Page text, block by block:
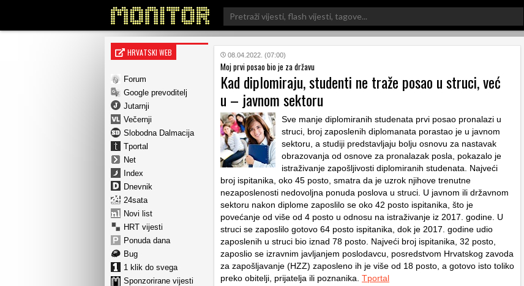
Search
for:
HRVATSKI WEB
Forum
Google prevoditelj
Jutarnji
Večernji
Slobodna Dalmacija
Tportal
Net
Index
Dnevnik
24sata
Novi list
HRT vijesti
Ponuda dana
Bug
1 klik do svega
Sponzorirane vijesti
08.04.2022. (07:00)
Moj prvi posao bio je za državu
Kad diplomiraju, studenti ne traže posao u struci, već
u – javnom sektoru
Sve manje diplomiranih studenata prvi posao pronalazi u
struci, broj zaposlenih diplomanata porastao je u javnom
sektoru, a studiji predstavljaju bolju osnovu za nastavak
obrazovanja od osnove za pronalazak posla, pokazalo je
istraživanje zapošljivosti diplomiranih studenata. Najveći
broj ispitanika, oko 45 posto, smatra da je uzrok njihove trenutne
nezaposlenosti nedovoljna ponuda poslova u struci. U javnom ili državnom
sektoru nakon diplome zaposlilo se oko 42 posto ispitanika, što je
povećanje od više od 4 posto u odnosu na istraživanje iz 2017. godine. U
struci se zaposlilo gotovo 64 posto ispitanika, dok je 2017. godine udio
zaposlenih u struci bio iznad 78 posto. Najveći broj ispitanika, 32 posto,
zaposlio se izravnim javljanjem poslodavcu, posredstvom Hrvatskog zavoda
za zapošljavanje (HZZ) zaposleno ih je više od 18 posto, a gotovo isto toliko
preko obitelji, prijatelja ili poznanika. Tportal